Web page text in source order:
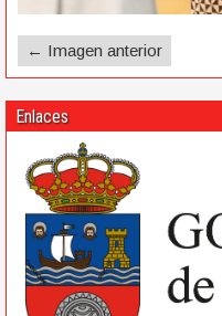
← Imagen anterior
Enlaces